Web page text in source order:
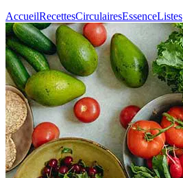
AccueilRecettesCirculairesEssenceListes